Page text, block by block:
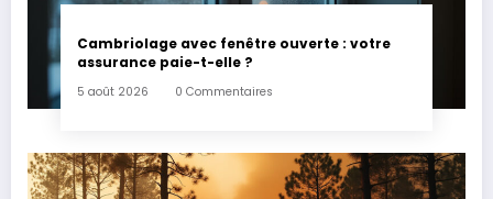
Cambriolage avec fenêtre ouverte : votre
assurance paie-t-elle ?
5 août 2026 0 Commentaires